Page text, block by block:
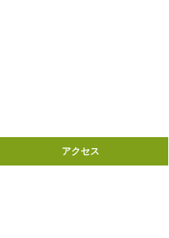
アクセス
アクセス